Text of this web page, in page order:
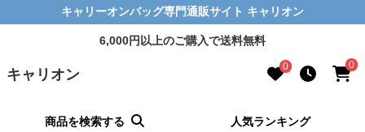
キャリーオンバッグ専門通販サイト キャリオン
6,000円以上のご購入で送料無料
キャリオン 0 0
商品を検索する 人気ランキング